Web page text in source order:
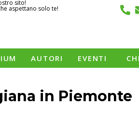
sito!
aspettano solo te!
AUTORI EVENTI
in Piemonte